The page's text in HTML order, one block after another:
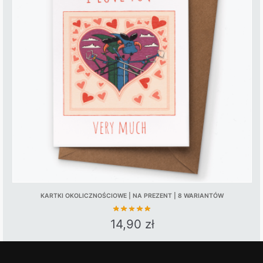
KARTKI OKOLICZNOŚCIOWE | NA PREZENT | 8 WARIANTÓW
14,90 zł
This